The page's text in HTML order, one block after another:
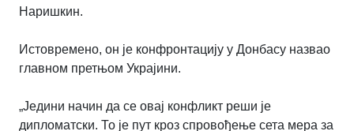
Наришкин.
Истовремено, он је конфронтацију у Донбасу назвао
главном претњом Украјини.
„Једини начин да се овај конфликт реши је
дипломатски. То је пут кроз спровођење сета мера за